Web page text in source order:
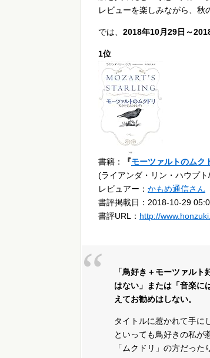
レビューを楽しみながら、秋
では、 2018年10月29日～
1位
書籍： 『モーツァルトのムク
(ライアンダ・リン・ハウプト
レビュアー： かもめ通信さん
書評掲載日：2018-10-29
書評URL： http://
「鳥好き＋モーツァル
はない」または「音楽に
えてお勧めはしない。
タイトルに惹かれて手に
といっても鳥好きの私が
「ムクドリ」の方だった